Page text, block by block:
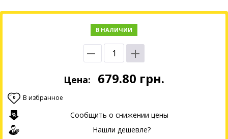
В НАЛИЧИИ
Цена: 679.80 грн.
0 В избранное
Сообщить о снижении цены
Нашли дешевле?